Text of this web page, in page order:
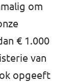
om
€ 1.000
van
opgeeft